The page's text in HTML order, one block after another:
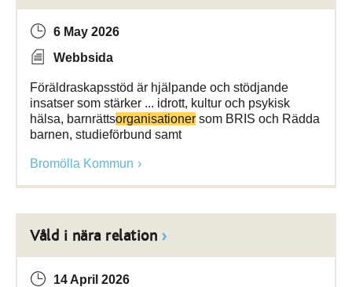
6 May 2026
Webbsida
Föräldraskapsstöd är hjälpande och stödjande
insatser som stärker ... idrott, kultur och psykisk
hälsa, barnrätts­organisationer som BRIS och Rädda
barnen, studieförbund samt
Bromölla Kommun
Våld i nära relation
14 April 2026